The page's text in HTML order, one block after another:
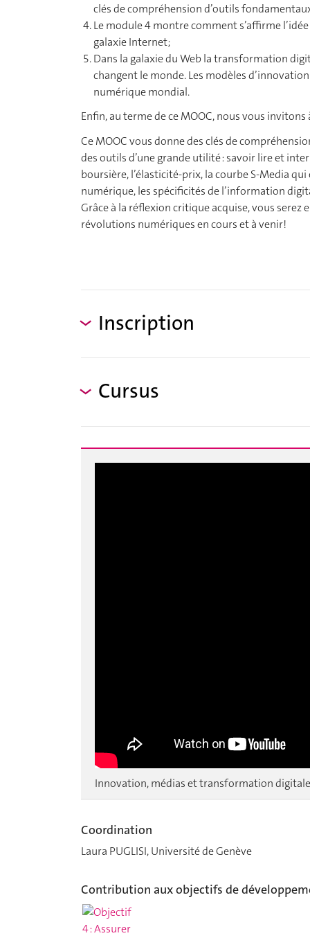
clés de compréhension d’outils
Le module 4 montre comment s’affirme
galaxie Internet;
Dans la galaxie du Web la transformation
changent le monde. Les modèles
numérique mondial.
Enfin, au terme de ce MOOC, nous vous invitons
Ce MOOC vous donne des clés de
des outils d’une grande utilité : savoir lire et
boursière, l’élasticité-prix, la courbe S-Media
numérique, les spécificités de l’information
Grâce à la réflexion critique acquise, vous serez
révolutions numériques en cours et à venir!
Inscription
Cursus
Innovation, médias et transformation digitale
Coordination
Laura PUGLISI, Université de Genève
Contribution aux objectifs de